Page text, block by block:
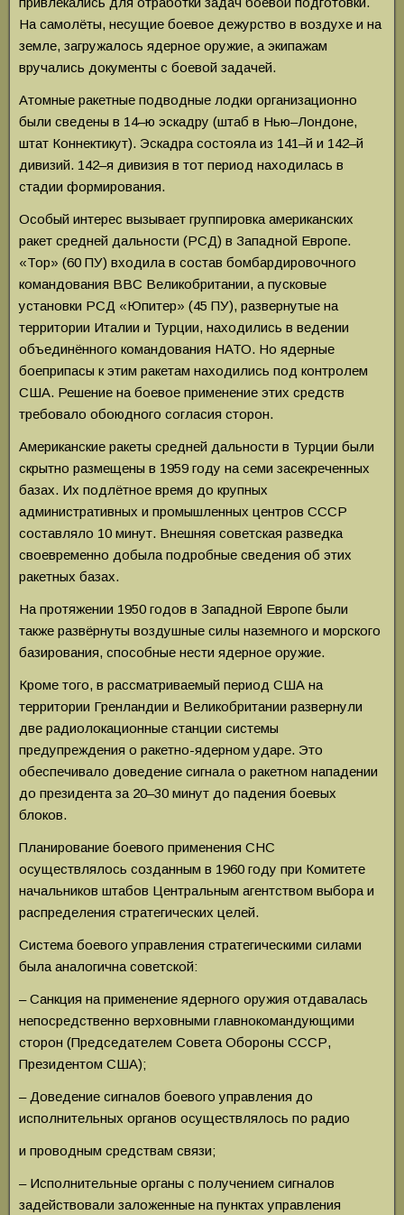
На самолёты, несущие боевое дежурство в воздухе и на
земле, загружалось ядерное оружие, а экипажам
вручались документы с боевой задачей.
Атомные ракетные подводные лодки организационно
были сведены в 14–ю эскадру (штаб в Нью–Лондоне,
штат Коннектикут). Эскадра состояла из 141–й и 142–й
дивизий. 142–я дивизия в тот период находилась в
стадии формирования.
Особый интерес вызывает группировка американских
ракет средней дальности (РСД) в Западной Европе.
«Тор» (60 ПУ) входила в состав бомбардировочного
командования ВВС Великобритании, а пусковые
установки РСД «Юпитер» (45 ПУ), развернутые на
территории Италии и Турции, находились в ведении
объединённого командования НАТО. Но ядерные
боеприпасы к этим ракетам находились под контролем
США. Решение на боевое применение этих средств
требовало обоюдного согласия сторон.
Американские ракеты средней дальности в Турции были
скрытно размещены в 1959 году на семи засекреченных
базах. Их подлётное время до крупных
административных и промышленных центров СССР
составляло 10 минут. Внешняя советская разведка
своевременно добыла подробные сведения об этих
ракетных базах.
На протяжении 1950 годов в Западной Европе были
также развёрнуты воздушные силы наземного и морского
базирования, способные нести ядерное оружие.
Кроме того, в рассматриваемый период США на
территории Гренландии и Великобритании развернули
две радиолокационные станции системы
предупреждения о ракетно-ядерном ударе. Это
обеспечивало доведение сигнала о ракетном нападении
до президента за 20–30 минут до падения боевых
блоков.
Планирование боевого применения СНС
осуществлялось созданным в 1960 году при Комитете
начальников штабов Центральным агентством выбора и
распределения стратегических целей.
Система боевого управления стратегическими силами
была аналогична советской:
– Санкция на применение ядерного оружия отдавалась
непосредственно верховными главнокомандующими
сторон (Председателем Совета Обороны СССР,
Президентом США);
– Доведение сигналов боевого управления до
исполнительных органов осуществлялось по радио
и проводным средствам связи;
– Исполнительные органы с получением сигналов
задействовали заложенные на пунктах управления